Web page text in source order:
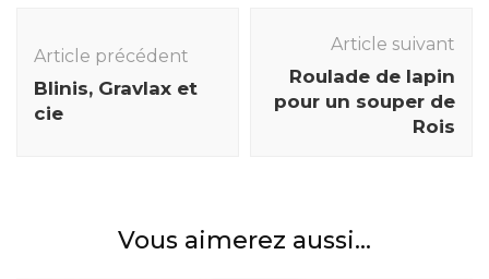
des
articles
Article précédent
Blinis, Gravlax et
cie
Article suivant
Roulade de lapin
pour un souper de
Rois
Vous aimerez aussi...